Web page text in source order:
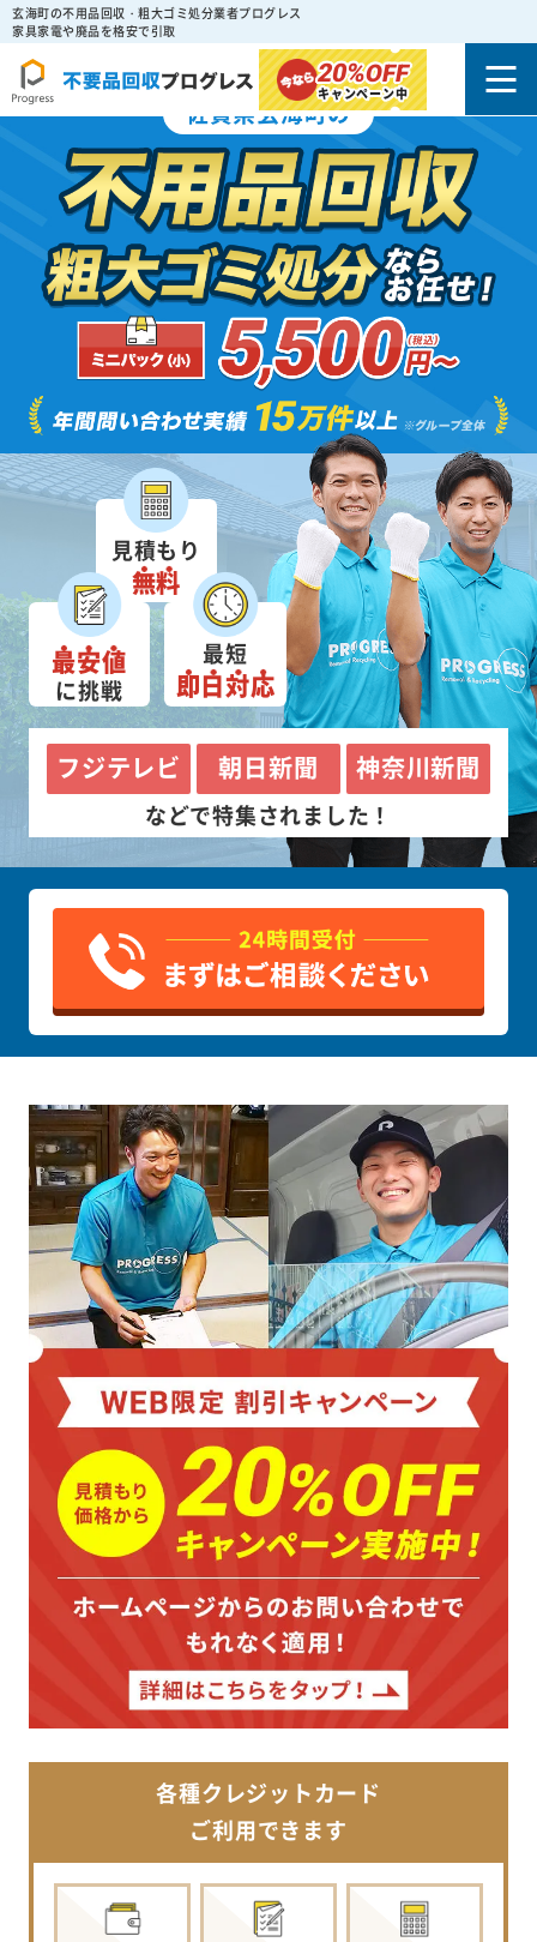
玄海町の不用品回収・粗大ゴミ処分業者プログレス
家具家電や廃品を格安で引取
20%OFF
キャンペーン中
佐賀県玄海町の
見積もり
無料
最安値
に挑戦
最短
即日対応
フジテレビ 朝日新聞 神奈川新聞
などで特集されました！
各種クレジットカード
ご利用できます